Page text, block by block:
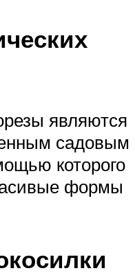
являются
садовым
которого
формы